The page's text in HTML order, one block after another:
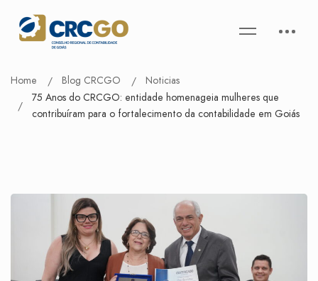
Home Blog CRCGO
Noticias
75 Anos do CRCGO: entidade homenageia mulheres que
contribuíram para o fortalecimento da contabilidade em Goiás